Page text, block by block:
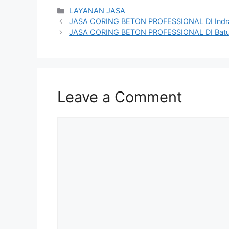
Categories
LAYANAN JASA
JASA CORING BETON PROFESSIONAL DI
JASA CORING BETON PROFESSIONAL DI
Leave a Comment